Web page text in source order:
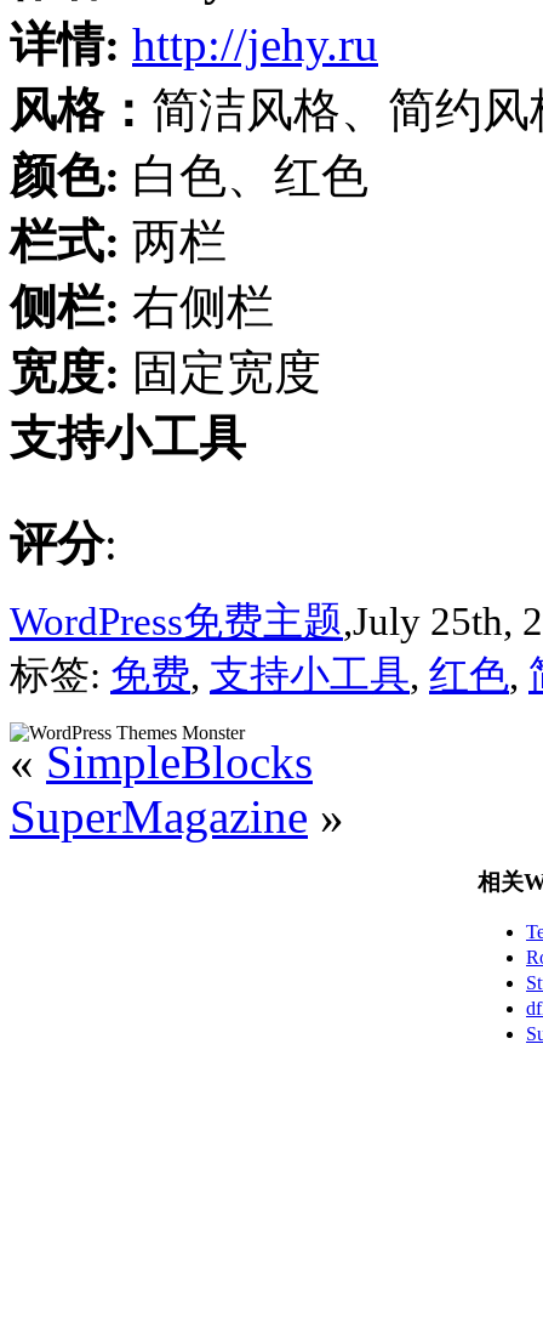
详情: http://jehy.ru
风格： 简洁风格、简约风
颜色: 白色、红色
栏式: 两栏
侧栏: 右侧栏
宽度: 固定宽度
支持小工具
评分:
WordPress免费主题,July 25th,
标签: 免费, 支持小工具, 红色,
« SimpleBlocks
SuperMagazine »
相关